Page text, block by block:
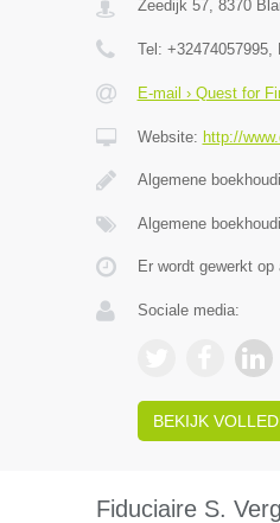
Zeedijk 57, 8370
Tel: +32474057995,
E-mail › Quest for
Website: http://
Algemene
Algemene
Er wordt gewerkt op
Sociale media:
BEKIJK
Fiduciaire S.